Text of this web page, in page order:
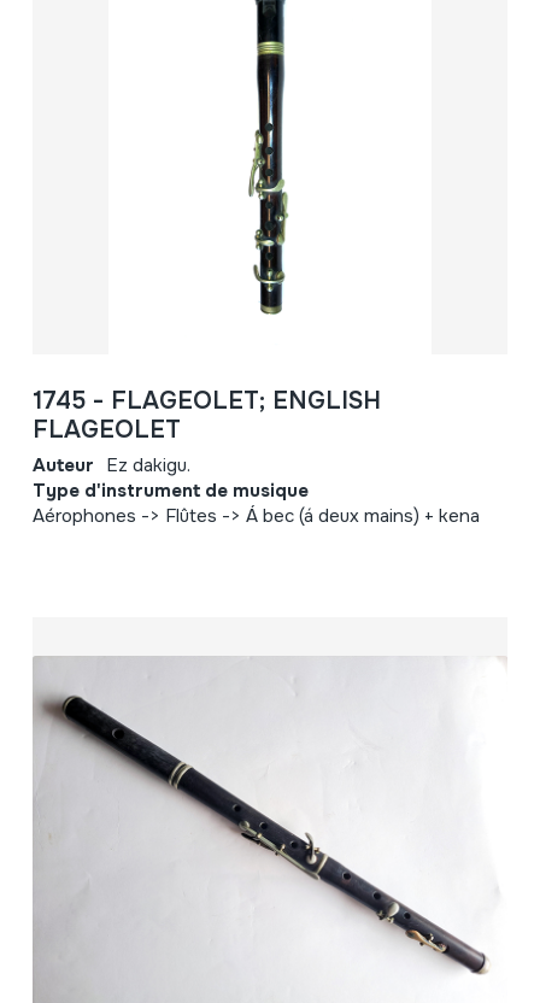
1745 - FLAGEOLET; ENGLISH
FLAGEOLET
Auteur Ez dakigu.
Type d'instrument de musique
Aérophones -> Flûtes -> Á bec (á deux mains) + kena